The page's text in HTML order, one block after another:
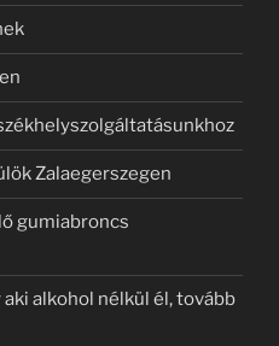
Zalaegerszegen
gumiabroncs
alkohol nélkül él, tovább